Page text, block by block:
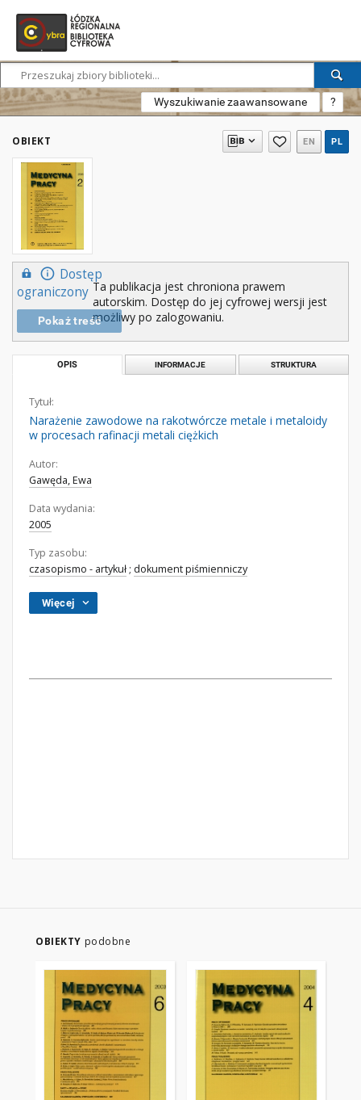
Wyszukiwanie zaawansowane ?
OBIEKT EN PL
Dostęp
ograniczony
Pokaż treść
Ta publikacja jest chroniona prawem
autorskim. Dostęp do jej cyfrowej wersji jest
możliwy po zalogowaniu.
OPIS INFORMACJE STRUKTURA
Tytuł:
Narażenie zawodowe na rakotwórcze metale i metaloidy
w procesach rafinacji metali ciężkich
Autor:
Gawęda, Ewa
Data wydania:
2005
Typ zasobu:
czasopismo - artykuł ; dokument piśmienniczy
Więcej
OBIEKTY podobne